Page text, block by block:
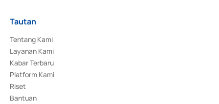
Tautan
Tentang Kami
Layanan Kami
Kabar Terbaru
Platform Kami
Riset
Bantuan